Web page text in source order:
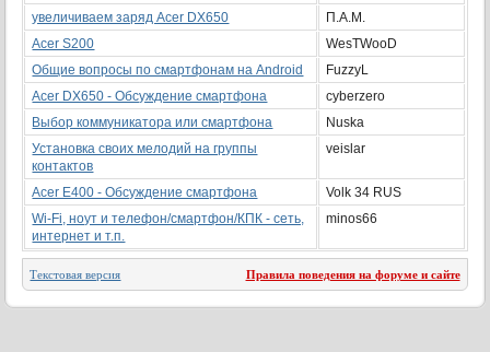
увеличиваем заряд Acer DX650
П.А.М.
Acer S200
WesTWooD
Общие вопросы по смартфонам на Android
FuzzyL
Acer DX650 - Обсуждение смартфона
cyberzero
Выбор коммуникатора или смартфона
Nuska
Установка своих мелодий на группы
контактов
veislar
Acer E400 - Обсуждение смартфона
Volk 34 RUS
Wi-Fi, ноут и телефон/смартфон/КПК - сеть,
интернет и т.п.
minos66
Текстовая версия Правила поведения на форуме и сайте